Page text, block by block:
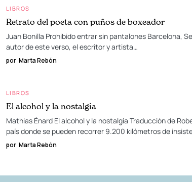
LIBROS
Retrato del poeta con puños de boxeador
Juan Bonilla Prohibido entrar sin pantalones Barcelona,
autor de este verso, el escritor y artista…
por Marta Rebón
LIBROS
El alcohol y la nostalgia
Mathias Énard El alcohol y la nostalgia Traducción de
país donde se pueden recorrer 9.200 kilómetros de
por Marta Rebón